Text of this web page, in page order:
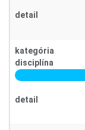
detail
kategória
disciplína
detail